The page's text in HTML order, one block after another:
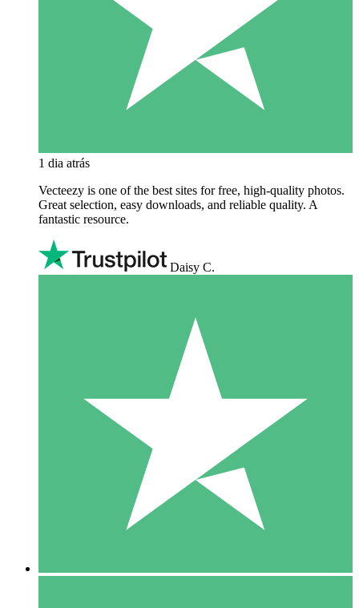
1 dia atrás
Vecteezy is one of the best sites for free, high‑quality photos.
Great selection, easy downloads, and reliable quality. A
fantastic resource.
Daisy C.